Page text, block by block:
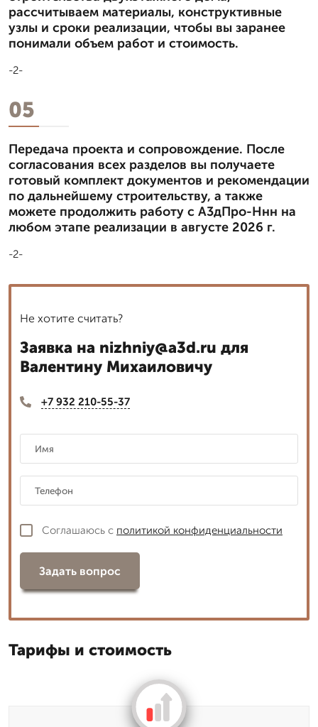
рассчитываем материалы, конструктивные
узлы и сроки реализации, чтобы вы заранее
понимали объем работ и стоимость.
-2-
05
Передача проекта и сопровождение. После
согласования всех разделов вы получаете
готовый комплект документов и рекомендации
по дальнейшему строительству, а также
можете продолжить работу с А3дПро-Ннн на
любом этапе реализации в августе 2026 г.
-2-
Не хотите считать?
Заявка на nizhniy@a3d.ru для
Валентину Михаиловичу
+7 932 210-55-37
Соглашаюсь с политикой конфиденциальности
Задать вопрос
Тарифы и стоимость